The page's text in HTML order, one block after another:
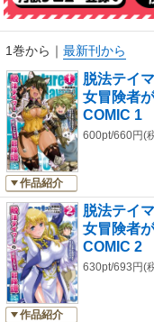
WEBコミック誌「コミック
同単話版1話～5話までを収
1巻から ｜ 最新刊から
作品紹介
脱法テイ
女冒険者
COMIC 1
600pt/660円(
作品紹介
脱法テイ
女冒険者
COMIC 2
630pt/693円(